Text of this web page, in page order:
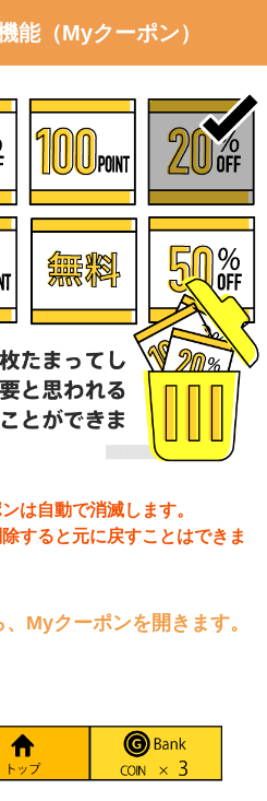
能（Myクーポン）
は自動で消滅します。
すると元に戻すことはできま
Myクーポンを開きます。